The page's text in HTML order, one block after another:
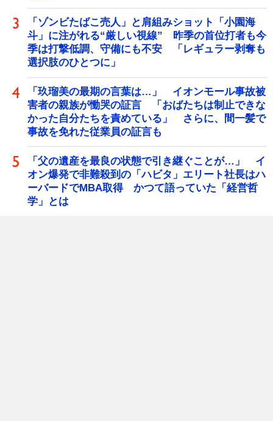
「ゾンビたばこ売人」と肩組みショット「小園海
斗」に注がれる“厳しい視線” 昨季の首位打者も今
季は打撃低調、守備にも不安 「レギュラー剥奪も
選択肢のひとつに」
「玖瑠美の最期の言葉は…」 イオンモール事故被
害者の親族が慟哭の証言 「おばたちは制止できな
かった自分たちを責めている」 さらに、間一髪で
事故を免れた従業員の証言も
「父の遺産を最良の状態で引き継ぐことが…」 イ
オン爆発で非難殺到の「ハビタ」エリート社長はハ
ーバードでMBA取得 かつて語っていた「経営哲
学」とは